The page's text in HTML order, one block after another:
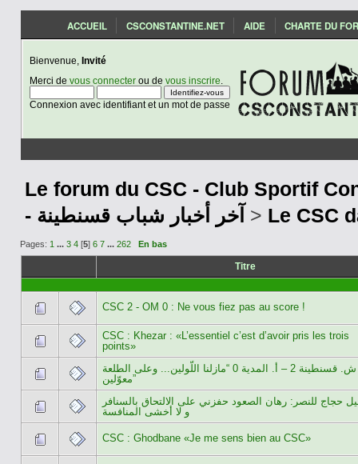
ACCUEIL CSCONSTANTINE.NET AIDE CHARTE DU
Bienvenue, Invité
Merci de vous connecterou de vous inscrire
Connexion avec identifiant et un mot de passe
Le forum du CSC - Club Sportif
- آخر أخبار شباب قسنطينة > Le CSC
Pages: 1 ... 3 4[5] 6 7 ... 262 En bas
Titre
CSC 2 - OM 0 : Ne vous fiez pas au score !
CSC : Khezar : «L’essentiel c’est d’avoir pris les trois
points»
ش. قسنطينة 2 – أ. المدية 0 “مازلنا اللّولين... وعلى الطلعة
معوّلين”
حجاج للنصر: رهان الصعود حفزني على الالتحاق بالسنافر
و لا أخشى المنافسة
CSC : Ghodbane «Je me sens bien au CSC»